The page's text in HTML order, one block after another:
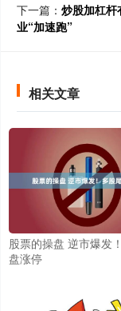
下一篇： 炒股加杠杆
业“加速跑”
相关文章
股票的操盘 逆市爆发
盘涨停